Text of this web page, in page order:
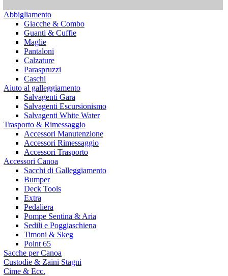
Abbigliamento
Giacche & Combo
Guanti & Cuffie
Maglie
Pantaloni
Calzature
Paraspruzzi
Caschi
Aiuto al galleggiamento
Salvagenti Gara
Salvagenti Escursionismo
Salvagenti White Water
Trasporto & Rimessaggio
Accessori Manutenzione
Accessori Rimessaggio
Accessori Trasporto
Accessori Canoa
Sacchi di Galleggiamento
Bumper
Deck Tools
Extra
Pedaliera
Pompe Sentina & Aria
Sedili e Poggiaschiena
Timoni & Skeg
Point 65
Sacche per Canoa
Custodie & Zaini Stagni
Cime & Ecc.